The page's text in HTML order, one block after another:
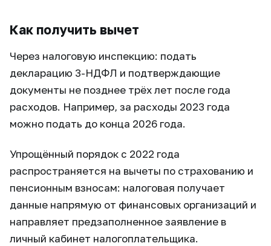
Как получить вычет
Через налоговую инспекцию: подать
декларацию 3-НДФЛ и подтверждающие
документы не позднее трёх лет после года
расходов. Например, за расходы 2023 года
можно подать до конца 2026 года.
Упрощённый порядок с 2022 года
распространяется на вычеты по страхованию и
пенсионным взносам: налоговая получает
данные напрямую от финансовых организаций и
направляет предзаполненное заявление в
личный кабинет налогоплательщика.